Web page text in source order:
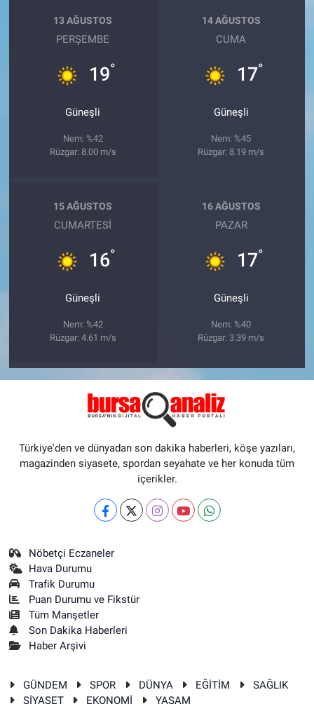
13 AĞUSTOS
PERŞEMBE
19°
Güneşli
Nem: %42
Rüzgar: 8.00 m/s
14 AĞUSTOS
CUMA
17°
Güneşli
Nem: %45
Rüzgar: 8.19 m/s
15 AĞUSTOS
CUMARTESI
16°
Güneşli
Nem: %42
Rüzgar: 4.61 m/s
16 AĞUSTOS
PAZAR
17°
Güneşli
Nem: %40
Rüzgar: 3.39 m/s
Türkiye'den ve dünyadan son dakika haberleri, köşe yazıları,
magazinden siyasete, spordan seyahate ve her konuda tüm
içerikler.
Nöbetçi Eczaneler
Hava Durumu
Trafik Durumu
Puan Durumu ve Fikstür
Tüm Manşetler
Son Dakika Haberleri
Haber Arşivi
GÜNDEM SPOR DÜNYA EĞİTİM
SAĞLIK
SİYASET
EKONOMİ YAŞAM